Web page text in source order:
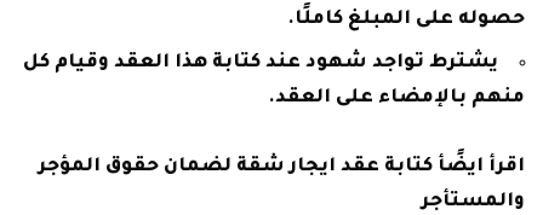
حصوله على المبلغ كاملًا.
يشترط تواجد شهود عند كتابة هذا العقد وقيام كل
منهم بالإمضاء على العقد.
اقرأ ايضًأ كتابة عقد ايجار شقة لضمان حقوق المؤجر
والمستأجر